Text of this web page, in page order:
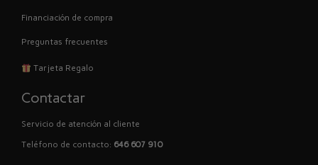
Financiación de compra
Preguntas frecuentes
Tarjeta Regalo
Contactar
Servicio de atención al cliente
Teléfono de contacto: 646 607 910